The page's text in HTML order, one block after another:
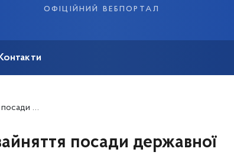
офіційний вебпортал
місті Києві державної адміністрації
посади державної